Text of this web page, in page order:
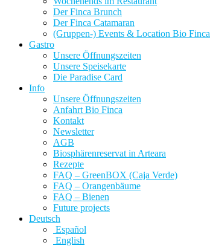
Der Finca Brunch
Der Finca Catamaran
(Gruppen-) Events & Location Bio Finca
Gastro
Unsere Öffnungszeiten
Unsere Speisekarte
Die Paradise Card
Info
Unsere Öffnungszeiten
Anfahrt Bio Finca
Kontakt
Newsletter
AGB
Biosphärenreservat in Arteara
Rezepte
FAQ – GreenBOX (Caja Verde)
FAQ – Orangenbäume
FAQ – Bienen
Future projects
Deutsch
Español
English